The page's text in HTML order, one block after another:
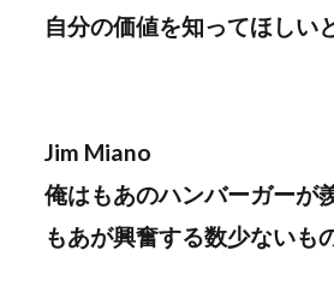
自分の価値を知ってほしい
Jim Miano
俺はもあのハンバーガーが
もあが興奮する数少ないも